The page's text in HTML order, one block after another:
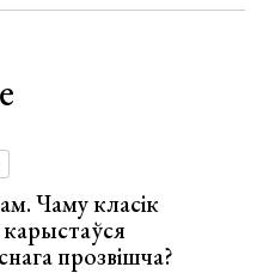
Чаму класік
прозвішча?